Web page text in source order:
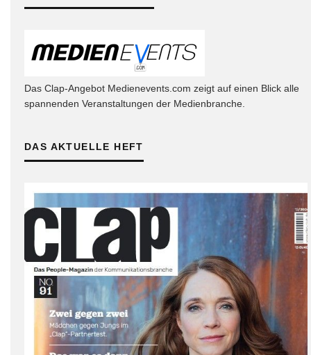
Das Clap-Angebot Medienevents.com zeigt auf einen Blick alle
spannenden Veranstaltungen der Medienbranche.
DAS AKTUELLE HEFT